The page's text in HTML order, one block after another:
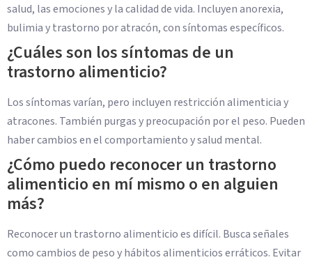
salud, las emociones y la calidad de vida. Incluyen anorexia,
bulimia y trastorno por atracón, con síntomas específicos.
¿Cuáles son los síntomas de un
trastorno alimenticio?
Los síntomas varían, pero incluyen restricción alimenticia y
atracones. También purgas y preocupación por el peso. Pueden
haber cambios en el comportamiento y salud mental.
¿Cómo puedo reconocer un trastorno
alimenticio en mí mismo o en alguien
más?
Reconocer un trastorno alimenticio es difícil. Busca señales
como cambios de peso y hábitos alimenticios erráticos. Evitar